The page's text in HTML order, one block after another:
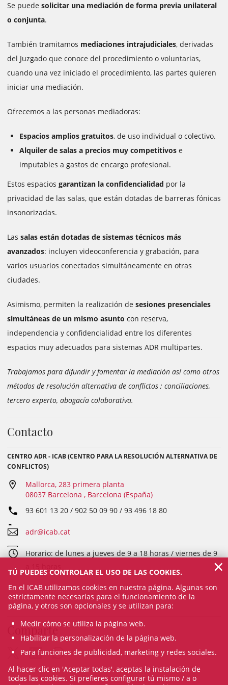
Se puede solicitar una mediación de forma previa unilateral
o conjunta.
También tramitamos mediaciones intrajudiciales, derivadas
del Juzgado que conoce del procedimiento o voluntarias,
cuando una vez iniciado el procedimiento, las partes quieren
iniciar una mediación.
Ofrecemos a las personas mediadoras:
Espacios amplios gratuitos, de uso individual o colectivo.
Alquiler de salas a precios muy competitivos e
imputables a gastos de encargo profesional.
Estos espacios garantizan la confidencialidad por la
privacidad de las salas, que están dotadas de barreras fónicas
insonorizadas.
Las salas están dotadas de sistemas técnicos más
avanzados: incluyen videoconferencia y grabación, para
varios usuarios conectados simultáneamente en otras
ciudades.
Asimismo, permiten la realización de sesiones presenciales
simultáneas de un mismo asunto con reserva,
independencia y confidencialidad entre los diferentes
espacios muy adecuados para sistemas ADR multipartes.
Trabajamos para difundir y fomentar la mediación así como otros
métodos de resolución alternativa de conflictos ; conciliaciones,
tercero experto, abogacía colaborativa.
Contacto
CENTRO ADR - ICAB (CENTRO PARA LA RESOLUCIÓN ALTERNATIVA DE
CONFLICTOS)
Mallorca, 283 primera planta
08037 Barcelona , Barcelona (España)
93 601 13 20 / 902 50 09 90 / 93 496 18 80
adr@icab.cat
Horario: de lunes a jueves de 9 a 18 horas / viernes de 9
Comparte
TÚ PUEDES CONTROLAR EL USO DE LAS COOKIES.
En el ICAB utilizamos cookies en nuestra página. Algunas son
estrictamente necesarias para el funcionamiento de la
página, y otros son opcionales y se utilizan para:
Medir cómo se utiliza la página web.
Habilitar la personalización de la página web.
Para funciones de publicidad, marketing y redes sociales.
Al hacer clic en 'Aceptar todas', aceptas la instalación de
todas las cookies. Si prefieres configurar tú mismo / a o
×